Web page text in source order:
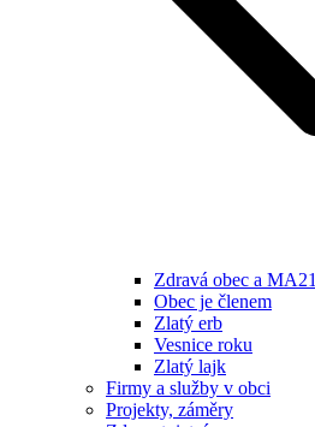
Zdravá obec a MA21
Obec je členem
Zlatý erb
Vesnice roku
Zlatý lajk
Firmy a služby v obci
Projekty, záměry